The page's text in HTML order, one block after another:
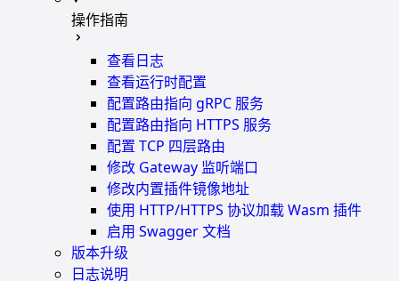
操作指南
查看日志
查看运行时配置
配置路由指向 gRPC 服务
配置路由指向 HTTPS 服务
配置 TCP 四层路由
修改 Gateway 监听端口
修改内置插件镜像地址
使用 HTTP/HTTPS 协议加载 Wasm 插件
启用 Swagger 文档
版本升级
日志说明